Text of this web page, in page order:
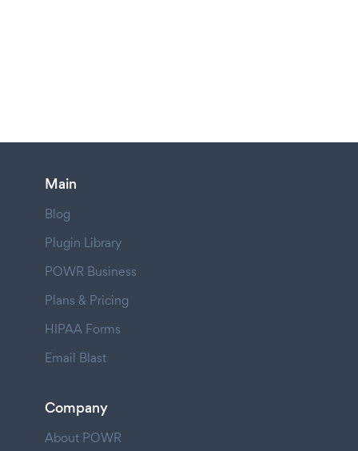
Main
Blog
Plugin Library
POWR Business
Plans & Pricing
HIPAA Forms
Email Blast
Company
About POWR